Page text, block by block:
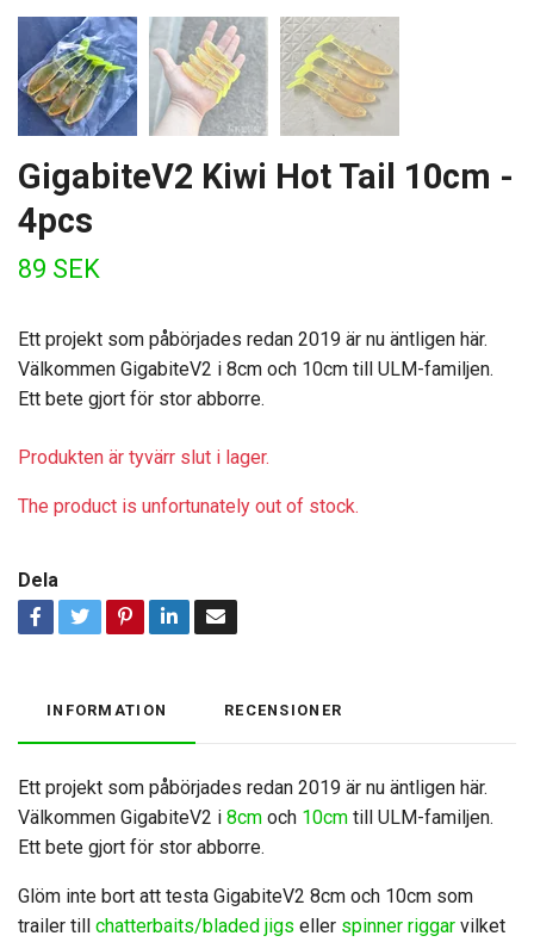
GigabiteV2 Kiwi Hot Tail 10cm -
4pcs
89 SEK
Ett projekt som påbörjades redan 2019 är nu äntligen här.
Välkommen GigabiteV2 i 8cm och 10cm till ULM-familjen.
Ett bete gjort för stor abborre.
Produkten är tyvärr slut i lager.
The product is unfortunately out of stock.
Dela
INFORMATION RECENSIONER
Ett projekt som påbörjades redan 2019 är nu äntligen här.
Välkommen GigabiteV2 i 8cm och 10cm till ULM-familjen.
Ett bete gjort för stor abborre.
Glöm inte bort att testa GigabiteV2 8cm och 10cm som
trailer till chatterbaits/bladed jigs eller spinner riggar vilket